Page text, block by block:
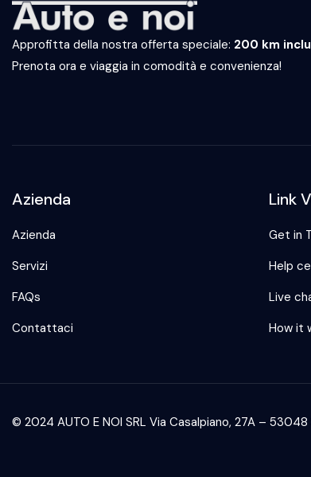
Approfitta della nostra offerta speciale: 200 km
Prenota ora e viaggia in comodità e convenienza!
Azienda
Azienda
Servizi
FAQs
Contattaci
Link
Get in
Help
Live
How it
© 2024 AUTO E NOI SRL Via Casalpiano, 27A – 53048